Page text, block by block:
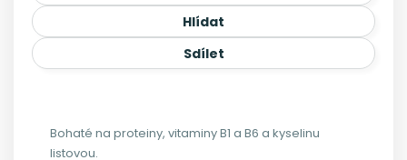
Hlídat
Sdílet
Bohaté na proteiny, vitaminy B1 a B6 a kyselinu
listovou.